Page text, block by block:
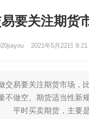
要关注期货
2021年5月22日 9:21
交易要关注期货市场，
不做空。期货适当性新
平时买卖期货，主要